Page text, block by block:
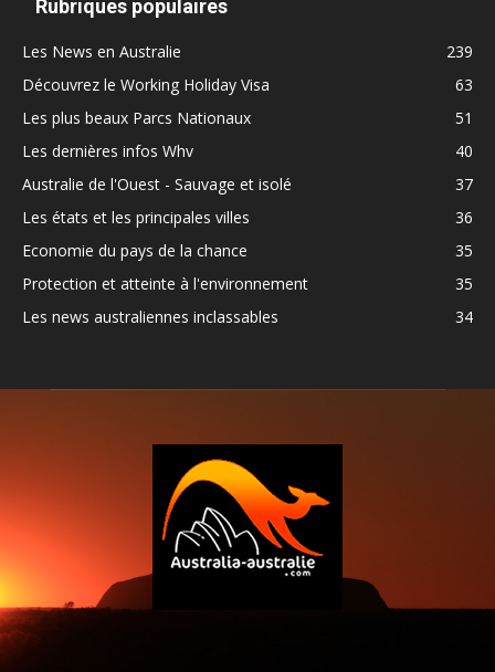
Rubriques populaires
Les News en Australie
239
Découvrez le Working Holiday Visa
63
Les plus beaux Parcs Nationaux
51
Les dernières infos Whv
40
Australie de l'Ouest - Sauvage et isolé
37
Les états et les principales villes
36
Economie du pays de la chance
35
Protection et atteinte à l'environnement
35
Les news australiennes inclassables
34